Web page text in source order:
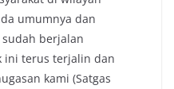
umumnya dan
berjalan
ini terus terjalin dan
kami (Satgas